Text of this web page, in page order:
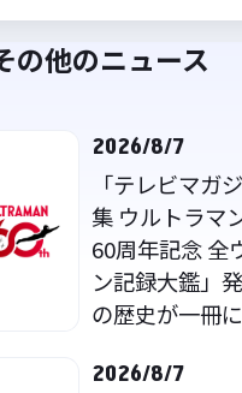
の他のニュース
2026/8/7
「テレビマガ
集 ウルトラマ
60周年記念 全
ン記録大鑑」
の歴史が一冊に
2026/8/7